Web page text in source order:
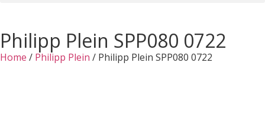
Philipp Plein SPP080 0722
Home / Philipp Plein / Philipp Plein SPP080 0722